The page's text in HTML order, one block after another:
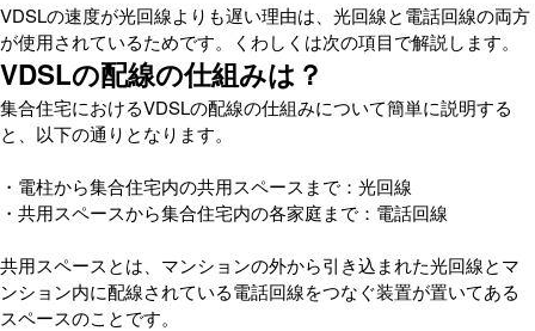
VDSLの速度が光回線よりも遅い理由は、光回線と電話回線の両方
が使用されているためです。くわしくは次の項目で解説します。
VDSLの配線の仕組みは？
集合住宅におけるVDSLの配線の仕組みについて簡単に説明する
と、以下の通りとなります。
・電柱から集合住宅内の共用スペースまで：光回線
・共用スペースから集合住宅内の各家庭まで：電話回線
共用スペースとは、マンションの外から引き込まれた光回線とマ
ンション内に配線されている電話回線をつなぐ装置が置いてある
スペースのことです。